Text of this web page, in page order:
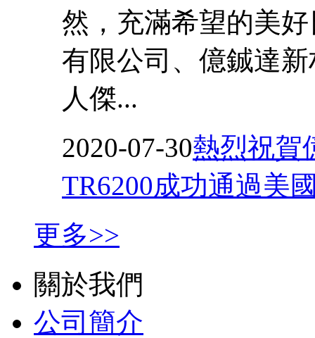
然，充滿希望的美
有限公司、億鋮達
人傑...
2020-07-30熱烈祝賀
TR6200成功通過美
更多>>
關於我們
公司簡介